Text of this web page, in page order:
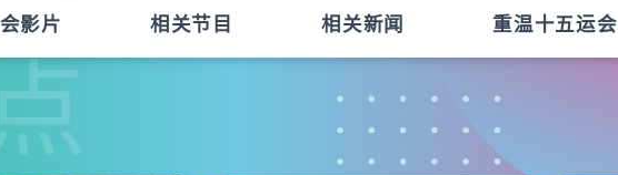
影片 相关节目 相关新闻 重温十五运会